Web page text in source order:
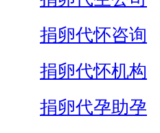
捐卵代怀咨询
捐卵代怀机构
捐卵代孕助孕